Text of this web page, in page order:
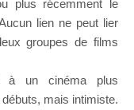
plus récemment le
lien ne peut lier
groupes de films
à un cinéma plus
mais intimiste.